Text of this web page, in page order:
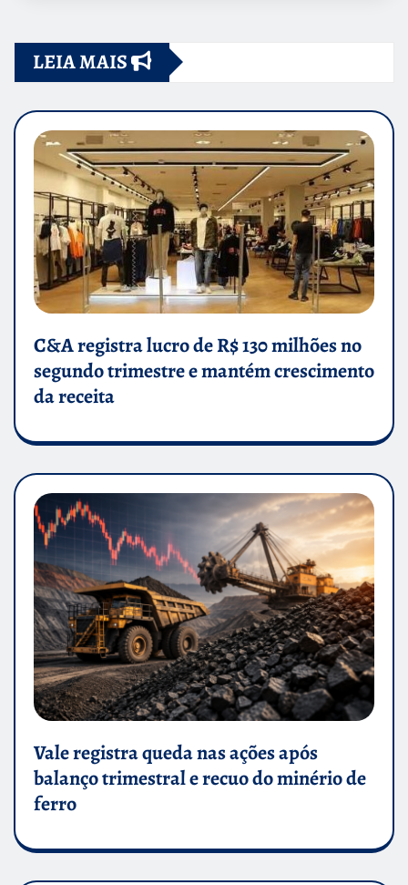
LEIA MAIS
C&A registra lucro de R$ 130 milhões no
segundo trimestre e mantém crescimento
da receita
Vale registra queda nas ações após
balanço trimestral e recuo do minério de
ferro